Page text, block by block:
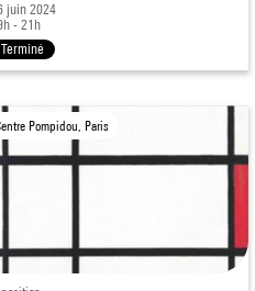
juin 2024
- 21h
Terminé
Pompidou, Paris